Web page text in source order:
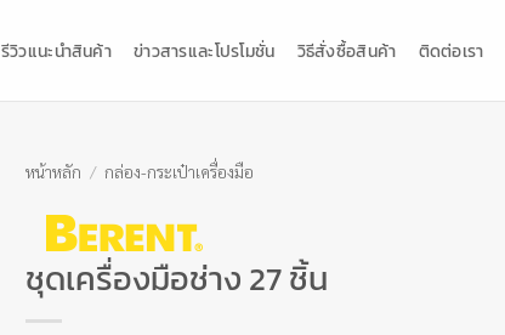
รีวิวแนะนำสินค้า ข่าวสารและโปรโมชั่น วิธีสั่งซื้อสินค้า ติดต่อเรา
หน้าหลัก / กล่อง-กระเป๋าเครื่องมือ
ชุดเครื่องมือช่าง 27 ชิ้น